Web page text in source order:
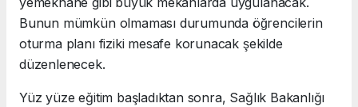
Bunun mümkün olmaması durumunda öğrencilerin
oturma planı fiziki mesafe korunacak şekilde
düzenlenecek.
Yüz yüze eğitim başladıktan sonra, Sağlık Bakanlığı